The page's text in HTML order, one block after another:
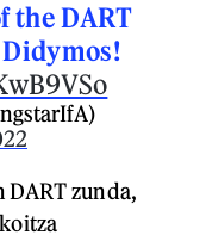
the DART
DART zunda,